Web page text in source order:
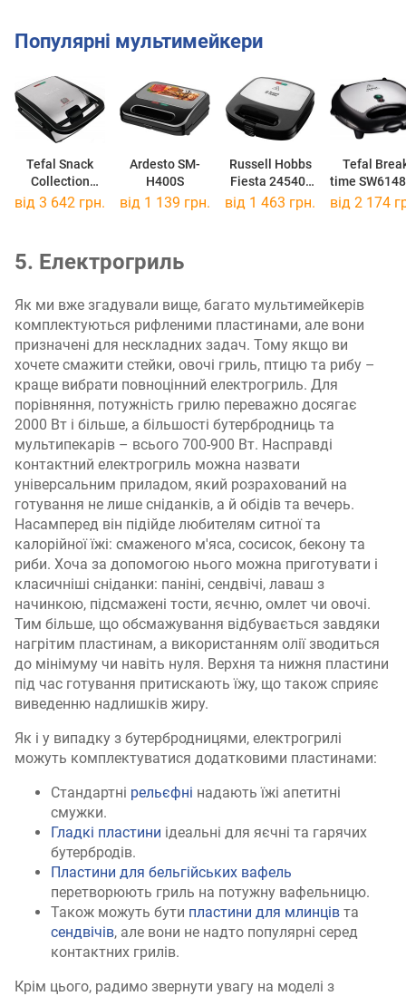
Популярні мультимейкери
Tefal Snack
Collection
SW852D12
Ardesto SM-
H400S
Russell Hobbs
Fiesta 24540-
56
Tefal
time
від 3 642 грн. від 1 139 грн. від 1 463 грн. від 2 174
5. Електрогриль
Як ми вже згадували вище, багато мультимейкерів
комплектуються рифленими пластинами, але вони
призначені для нескладних задач. Тому якщо ви
хочете смажити стейки, овочі гриль, птицю та рибу –
краще вибрати повноцінний електрогриль. Для
порівняння, потужність грилю переважно досягає
2000 Вт і більше, а більшості бутербродниць та
мультипекарів – всього 700-900 Вт. Насправді
контактний електрогриль можна назвати
універсальним приладом, який розрахований на
готування не лише сніданків, а й обідів та вечерь.
Насамперед він підійде любителям ситної та
калорійної їжі: смаженого м'яса, сосисок, бекону та
риби. Хоча за допомогою нього можна приготувати і
класичніші сніданки: паніні, сендвічі, лаваш з
начинкою, підсмажені тости, яєчню, омлет чи овочі.
Тим більше, що обсмажування відбувається завдяки
нагрітим пластинам, а використанням олії зводиться
до мінімуму чи навіть нуля. Верхня та нижня пластини
під час готування притискають їжу, що також сприяє
виведенню надлишків жиру.
Як і у випадку з бутербродницями, електрогрилі
можуть комплектуватися додатковими пластинами:
Стандартні рельєфні надають їжі апетитні
смужки.
Гладкі пластини ідеальні для яєчні та гарячих
бутербродів.
Пластини для бельгійських вафель
перетворюють гриль на потужну вафельницю.
Також можуть бути пластини для млинців та
сендвічів, але вони не надто популярні серед
контактних грилів.
Крім цього, радимо звернути увагу на моделі з